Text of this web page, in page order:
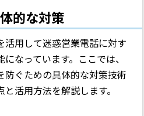
的な対策
用して迷惑営業電話に対す
なっています。ここでは、
ぐための具体的な対策技術
活用方法を解説します。